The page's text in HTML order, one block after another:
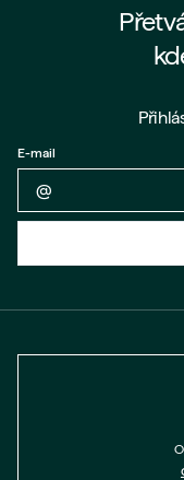
Zpět na formulář
E-mail